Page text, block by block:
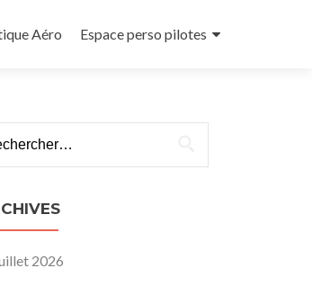
Aéro Espace perso pilotes
2026